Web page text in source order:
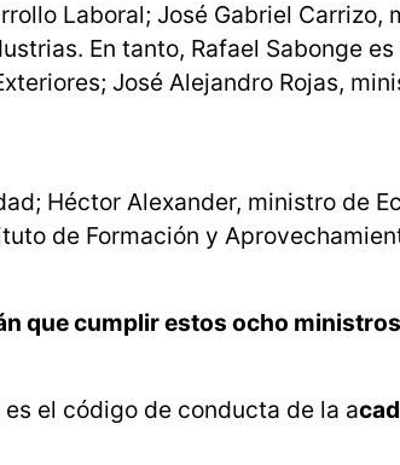
Laboral; José Gabriel Carrizo,
En tanto, Rafael Sabonge
José Alejandro Rojas,
Héctor Alexander, ministro de
de Formación y
que cumplir estos ocho ministros
es el código de conducta de la a